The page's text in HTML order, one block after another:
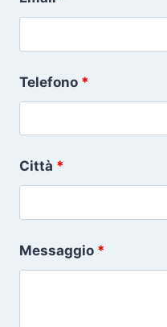
Telefono *
Città *
Messaggio *